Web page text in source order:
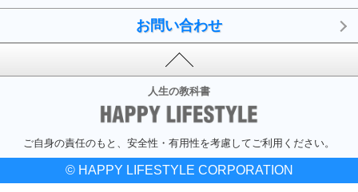
お問い合わせ
人生の教科書
ご自身の責任のもと、安全性・有用性を考慮してご利用ください。
© HAPPY LIFESTYLE CORPORATION